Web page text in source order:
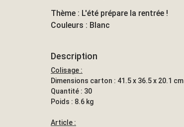
Thème : L'été prépare la rentrée !
Couleurs : Blanc
Description
Colisage :
Dimensions carton : 41.5 x 36.5 x 20.1 cm
Quantité : 30
Poids : 8.6 kg
Article :